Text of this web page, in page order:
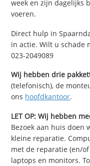
week en zijn dagelijks
voeren.
Direct hulp in
in actie. Wilt u schade
023-2049089
Wij hebben drie
(telefonisch), de
ons hoofdkantoor.
LET OP: Wij hebben
Bezoek aan huis doen
kleine reparatie.
met de reparatie (en/
laptops en monitors.